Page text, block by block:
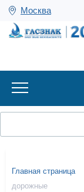
Москва
Главная страница
дорожные